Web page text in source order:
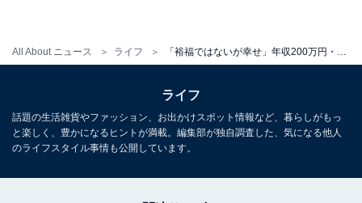
All About ニュース ライフ
ライフ
話題の生活雑貨やファッション、お出かけスポット情報など、暮らしがもっ
と楽しく、豊かになるヒントが満載。編集部が独自調査した、気になる他人
のライフスタイル事情も公開しています。